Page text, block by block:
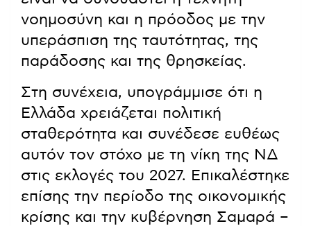
νοημοσύνη και η πρόοδος με την
υπεράσπιση της ταυτότητας, της
παράδοσης και της θρησκείας.
Στη συνέχεια, υπογράμμισε ότι η
Ελλάδα χρειάζεται πολιτική
σταθερότητα και συνέδεσε ευθέως
αυτόν τον στόχο με τη νίκη της ΝΔ
στις εκλογές του 2027. Επικαλέστηκε
επίσης την περίοδο της οικονομικής
κρίσης και την κυβέρνηση Σαμαρά –